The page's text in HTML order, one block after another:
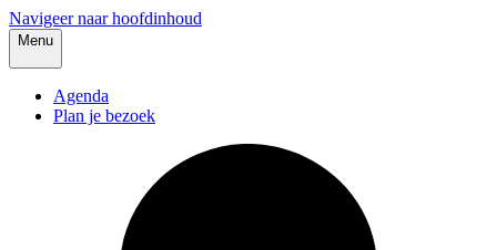
Navigeer naar hoofdinhoud
Menu
Agenda
Plan je bezoek